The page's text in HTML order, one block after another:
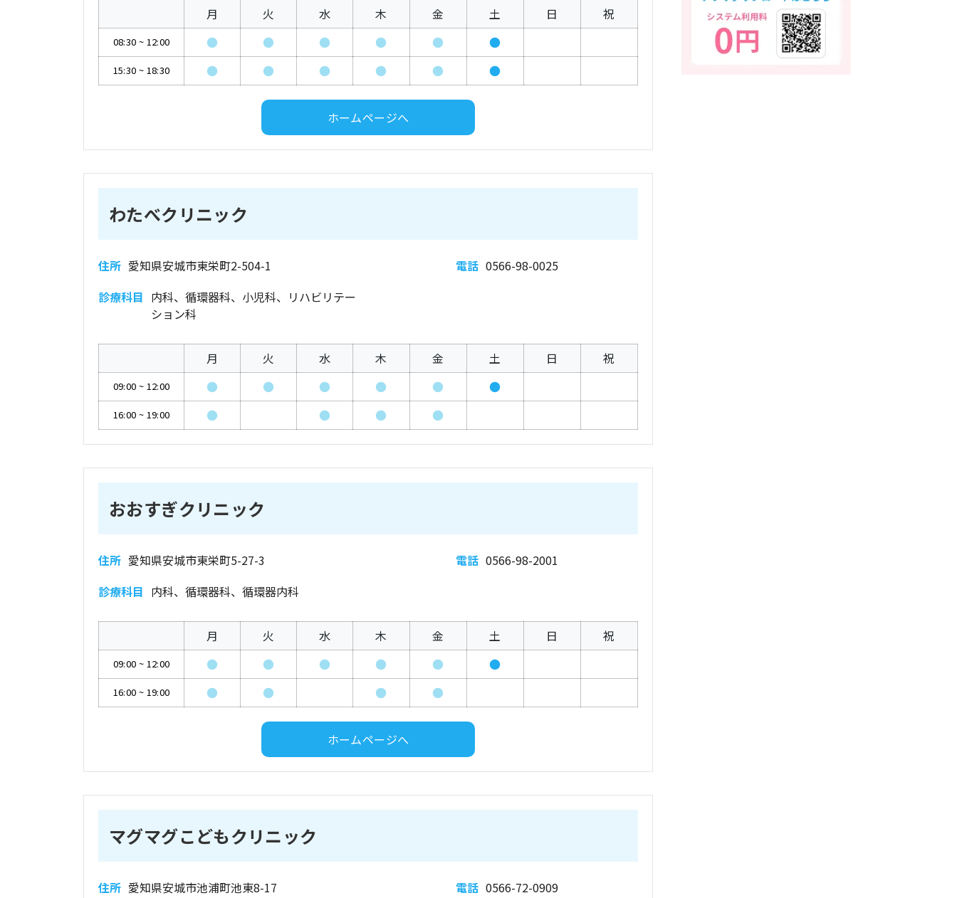
月 火 水 木 金 土 日 祝
08:30 ~ 12:00 ● ● ● ● ● ●
15:30 ~ 18:30 ● ● ● ● ● ●
ホームページへ
わたべクリニック
住所 愛知県安城市東栄町2-504-1 電話 0566-98-0025
診療科目 内科、循環器科、小児科、リハビリテー
ション科
月 火 水 木 金 土 日 祝
09:00 ~ 12:00 ● ● ● ● ● ●
16:00 ~ 19:00 ● ● ● ●
おおすぎクリニック
住所 愛知県安城市東栄町5-27-3 電話 0566-98-2001
診療科目 内科、循環器科、循環器内科
月 火 水 木 金 土 日 祝
09:00 ~ 12:00 ● ● ● ● ● ●
16:00 ~ 19:00 ● ● ● ●
ホームページへ
マグマグこどもクリニック
住所 愛知県安城市池浦町池東8-17 電話 0566-72-0909